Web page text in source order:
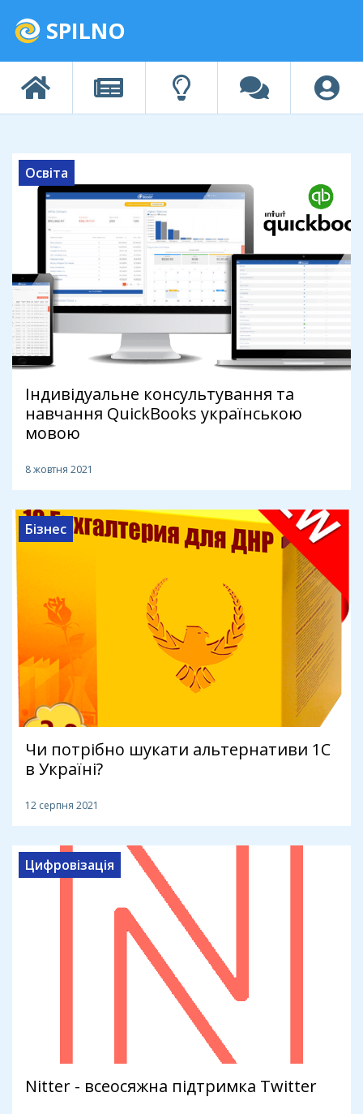
SPILNO
Освіта
Індивідуальне консультування та
навчання QuickBooks українською
мовою
8 жовтня 2021
Бізнес
Чи потрібно шукати альтернативи 1С
в Україні?
12 серпня 2021
Цифровізація
Nitter - всеосяжна підтримка Twitter